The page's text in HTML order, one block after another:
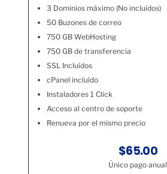
3 Dominios máximo (No incluídos)
50 Buzones de correo
750 GB WebHosting
750 GB de transferencia
SSL Incluídos
cPanel incluído
Instaladores 1 Click
Acceso al centro de soporte
Renueva por el mismo precio
$65.00
Único pago anual